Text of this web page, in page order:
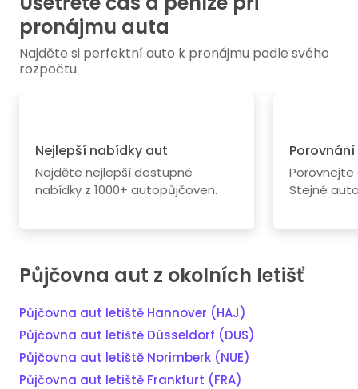
pronájmu auta
Najděte si perfektní auto k pronájmu podle svého
rozpočtu
Nejlepší nabídky aut
Najděte nejlepší dostupné
nabídky z 1000+ autopůjčoven.
Stejné
Půjčovna aut z okolních letišť
Půjčovna aut letiště Hannover (HAJ)
Půjčovna aut letiště Düsseldorf (DUS)
Půjčovna aut letiště Norimberk (NUE)
Půjčovna aut letiště Frankfurt (FRA)